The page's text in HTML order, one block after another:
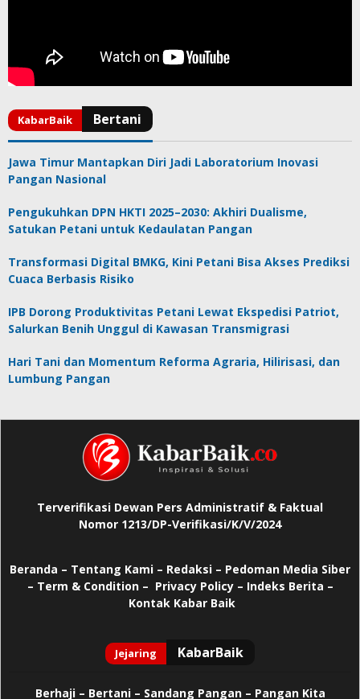
Jawa Timur Mantapkan Diri Jadi Laboratorium Inovasi
Pangan Nasional
Pengukuhkan DPN HKTI 2025–2030: Akhiri Dualisme,
Satukan Petani untuk Kedaulatan Pangan
Transformasi Digital BMKG, Kini Petani Bisa Akses Prediksi
Cuaca Berbasis Risiko
IPB Dorong Produktivitas Petani Lewat Ekspedisi Patriot,
Salurkan Benih Unggul di Kawasan Transmigrasi
Hari Tani dan Momentum Reforma Agraria, Hilirisasi, dan
Lumbung Pangan
Terverifikasi Dewan Pers Administratif & Faktual
Nomor 1213/DP-Verifikasi/K/V/2024
Beranda – Tentang Kami – Redaksi – Pedoman Media Siber
– Term & Condition – Privacy Policy– Indeks Berita –
Kontak Kabar Baik
Berhaji– Bertani – Sandang Pangan – Pangan Kita